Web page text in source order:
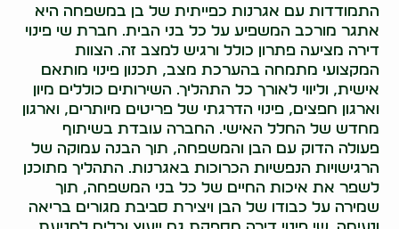
התמודדות עם אגרנות כפייתית של בן במשפחה היא
אתגר מורכב המשפיע על כל בני הבית. חברת שי פינוי
דירה מציעה פתרון כולל ורגיש למצב זה. הצוות
המקצועי מתמחה בהערכת מצב, תכנון פינוי מותאם
אישית, וליווי לאורך כל התהליך. השירותים כוללים מיון
וארגון חפצים, פינוי הדרגתי של פריטים מיותרים, וארגון
מחדש של החלל האישי. החברה עובדת בשיתוף
פעולה הדוק עם הבן והמשפחה, תוך הבנה עמוקה של
הרגישויות הנפשיות הכרוכות באגרנות. התהליך מתוכנן
לשפר את איכות החיים של כל בני המשפחה, תוך
שמירה על כבודו של הבן ויצירת סביבת מגורים בריאה